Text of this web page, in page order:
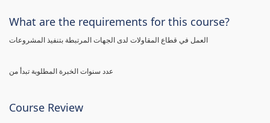
What are the requirements for this course?
عدد سنوات الخبرة المطلوبة تبدأ من
Course Review